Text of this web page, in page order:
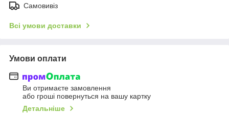
Самовивіз
Всі умови доставки
Умови оплати
Ви отримаєте замовлення
або гроші повернуться на вашу картку
Детальніше